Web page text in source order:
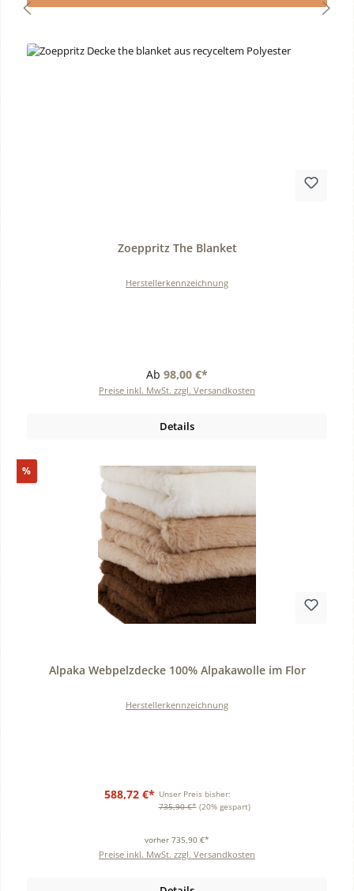
Zoeppritz The Blanket
Herstellerkennzeichnung
Ab 98,00 €*
Preise inkl. MwSt. zzgl. Versandkosten
Details
%Rabatt
Alpaka Webpelzdecke 100% Alpakawolle im Flor
Herstellerkennzeichnung
588,72 €* Unser Preis bisher:
735,90 €* (20% gespart)
vorher 735,90 €*
Preise inkl. MwSt. zzgl. Versandkosten